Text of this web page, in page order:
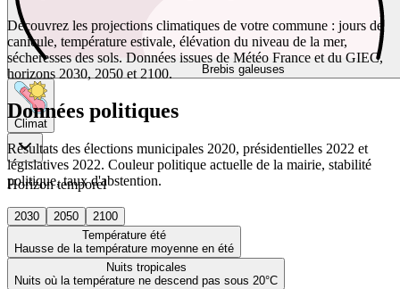
Brebis galeuses
Climat
Horizon temporel
2030 2050
2100
Température été
Hausse de la température moyenne en été
Nuits tropicales
Nuits où la température ne descend pas sous 20°C
Découvrez les projections climatiques de votre commune : jours de
canicule, température estivale, élévation du niveau de la mer,
sécheresses des sols. Données issues de Météo France et du GIEC,
horizons 2030, 2050 et 2100.
Données politiques
Résultats des élections municipales 2020, présidentielles 2022 et
législatives 2022. Couleur politique actuelle de la mairie, stabilité
politique, taux d'abstention.